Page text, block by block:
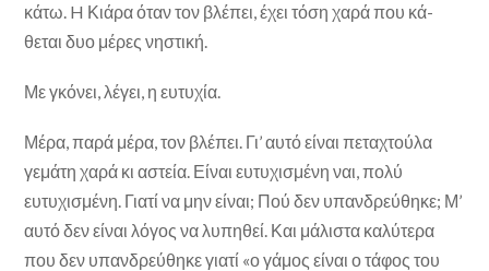
κάτω. H Κιάρα όταν τον βλέπει, έχει τόση χαρά που κά­
θεται δυο μέρες νηστική.
Με γκόνει, λέγει, η ευτυχία.
Μέρα, παρά μέρα, τον βλέπει. Γι’ αυτό είναι πεταχτούλα
γεμάτη χαρά κι αστεία. Είναι ευτυχισμένη ναι, πολύ
ευτυχισμένη. Γιατί να μην είναι; Πού δεν υπανδρεύθηκε; Μ’
αυτό δεν είναι λόγος να λυπηθεί. Και μάλιστα καλύτερα
που δεν υπανδρεύθηκε γιατί «ο γάμος είναι ο τάφος του